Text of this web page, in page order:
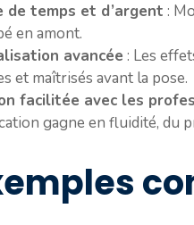
de temps et d’argent :
en amont.
avancée : Les
et maîtrisés avant la pose.
facilitée avec les
gagne en fluidité, du